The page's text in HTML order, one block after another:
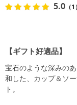
5.0 （1）
【ギフト好適品】
宝石のような深みの
和した、カップ＆ソ
ト。